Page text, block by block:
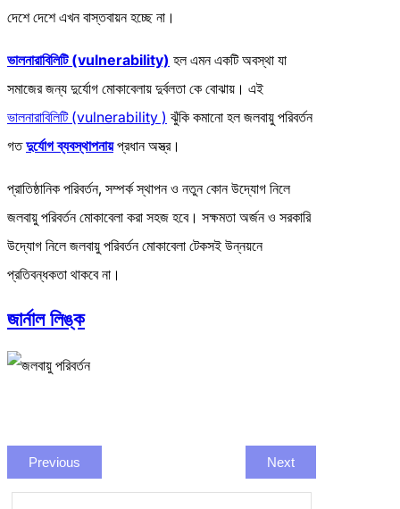
দেশে দেশে এখন বাস্তবায়ন হচ্ছে না।
ভালনারাবিলিটি (vulnerability) হল এমন একটি অবস্থা যা
সমাজের জন্য দুর্যোগ মোকাবেলায় দুর্বলতা কে বোঝায়। এই
ভালনারাবিলিটি (vulnerability ) ঝুঁকি কমানো হল জলবায়ু পরিবর্তন
গতদুর্যোগ ব্যবস্থাপনায়প্রধান অস্ত্র।
প্রাতিষ্ঠানিক পরিবর্তন, সম্পর্ক স্থাপন ও নতুন কোন উদ্যোগ নিলে
জলবায়ু পরিবর্তন মোকাবেলা করা সহজ হবে। সক্ষমতা অর্জন ও সরকারি
উদ্যোগ নিলে জলবায়ু পরিবর্তন মোকাবেলা টেকসই উন্নয়নে
প্রতিবন্ধকতা থাকবে না।
জার্নাল লিঙ্ক
Previous Next